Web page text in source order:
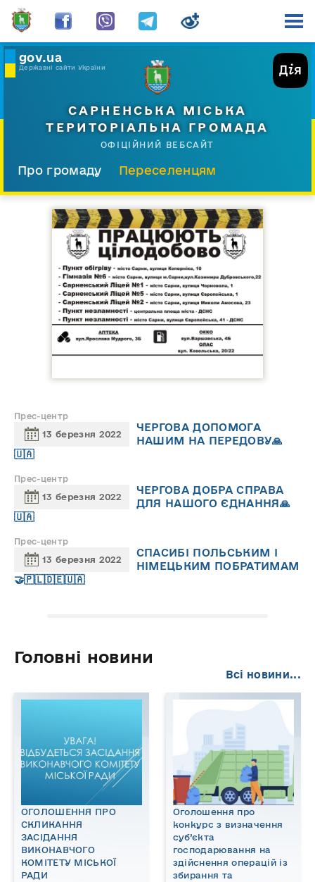
gov.ua
Державні сайти України
САРНЕНСЬКА МІСЬКА
ТЕРИТОРІАЛЬНА ГРОМАДА
ОФІЦІЙНИЙ ВЕБСАЙТ
Про громаду
Переселенцям
Прес-центр
Прес-центр
13 березня 2022
ЧЕРГОВА ДОПОМОГА
НАШИМ НА ПЕРЕДОВУ🙏
🇺🇦
Прес-центр
13 березня 2022
ЧЕРГОВА ДОБРА СПРАВА
ДЛЯ НАШОГО ЄДНАННЯ🙏
🇺🇦
Прес-центр
13 березня 2022
СПАСИБІ ПОЛЬСЬКИМ І
НІМЕЦЬКИМ ПОБРАТИМАМ
🤝🇵🇱🇩🇪🇺🇦
Головні новини
Всі новини...
ОГОЛОШЕННЯ ПРО
СКЛИКАННЯ
ЗАСІДАННЯ
ВИКОНАВЧОГО
КОМІТЕТУ МІСЬКОЇ
РАДИ
Оголошення про
конкурс з визначення
суб’єкта
господарювання на
здійснення операцій із
збирання та